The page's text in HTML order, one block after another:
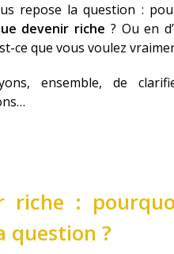
repose la question :
devenir riche ? Ou en
ce que vous voulez
ensemble, de
riche :
question ?